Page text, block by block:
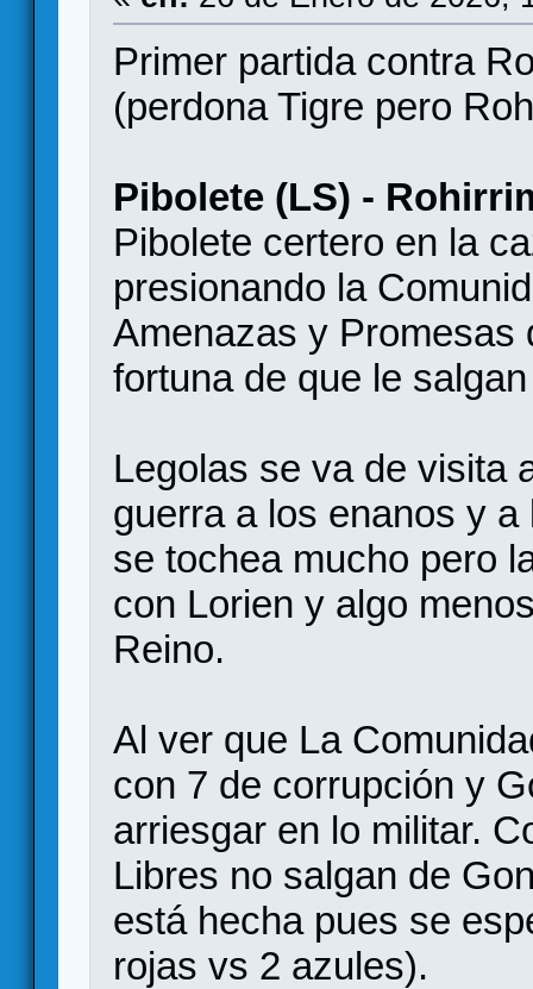
Primer partida contra
(perdona Tigre pero
Pibolete (LS) -
Pibolete certero en la
presionando la
Amenazas y Promesas
fortuna de que le
Legolas se va de visita
guerra a los enanos y
se tochea mucho pero
con Lorien y algo
Reino.
Al ver que La
con 7 de corrupción y
arriesgar en lo militar.
Libres no salgan de
está hecha pues se
rojas vs 2 azules).